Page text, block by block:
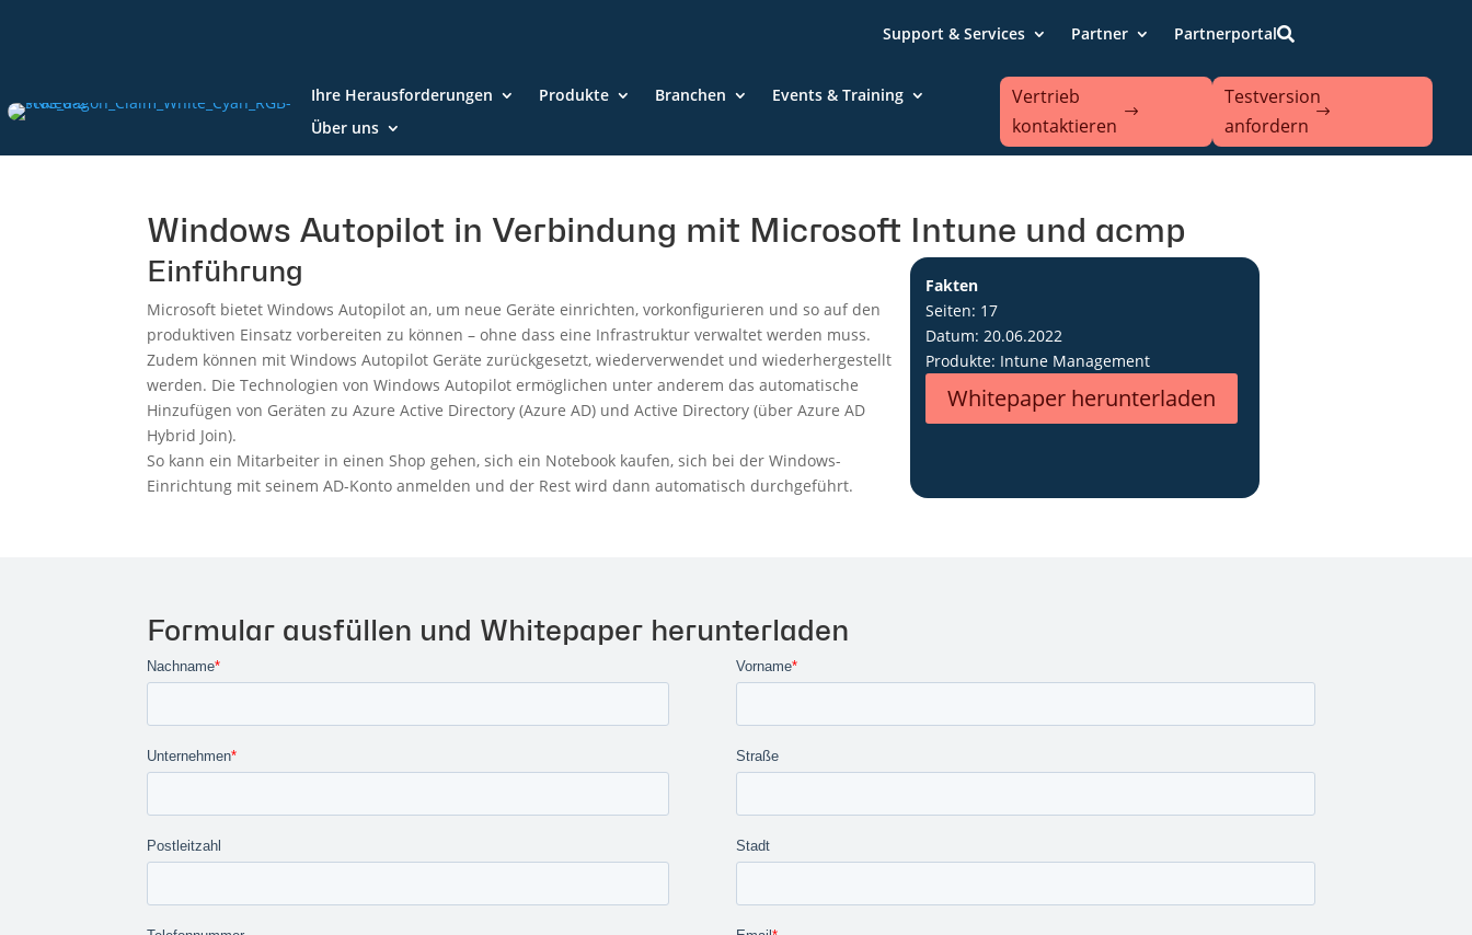
Support & Services Partner Partnerportal
Ihre Herausforderungen Produkte Branchen
Events & Training
Über uns
Vertrieb
kontaktieren
Testversion
anfordern
Windows Autopilot in Verbindung mit Microsoft Intune und acmp
Einführung
Microsoft bietet Windows Autopilot an, um neue Geräte einrichten, vorkonfigurieren und so auf den
produktiven Einsatz vorbereiten zu können – ohne dass eine Infrastruktur verwaltet werden muss.
Zudem können mit Windows Autopilot Geräte zurückgesetzt, wiederverwendet und wiederhergestellt
werden. Die Technologien von Windows Autopilot ermöglichen unter anderem das automatische
Hinzufügen von Geräten zu Azure Active Directory (Azure AD) und Active Directory (über Azure AD
Hybrid Join).
So kann ein Mitarbeiter in einen Shop gehen, sich ein Notebook kaufen, sich bei der Windows-
Einrichtung mit seinem AD-Konto anmelden und der Rest wird dann automatisch durchgeführt.
Fakten
Seiten: 17
Datum: 20.06.2022
Produkte: Intune Management
Whitepaper herunterladen
Formular ausfüllen und Whitepaper herunterladen